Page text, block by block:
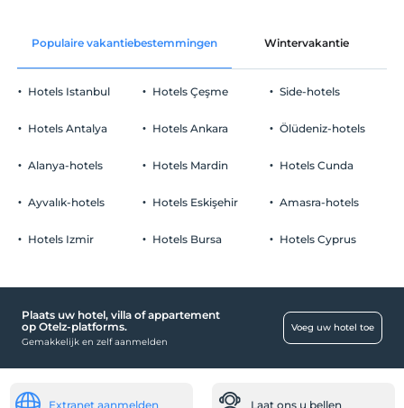
Gehandicapt
De ingang van de hoofdingang is platvoet
Gezondheid
minuten)
andere
Werkplekken
Fax/fotokopie
Printer
Luchthavenshuttle (betaald)
huisdier
kinderen
1 kind(eren) tot de leeftijd van 7 per kamer wordt/worden niet in
rekening gebracht
Wijn op de kamer
kamer decoratie
Populaire vakantiebestemmingen Wintervakantie
Hotels Istanbul
Hotels Antalya
Alanya-hotels
Ayvalık-hotels
Hotels Izmir
Hotels Çeşme
Hotels Ankara
Hotels Mardin
Hotels Eskişehir
Hotels Bursa
Side-hotels
Ölüdeniz-hotels
Hotels Cunda
Amasra-hotels
Hotels Cyprus
Plaats uw hotel, villa of appartement
op Otelz-platforms.
Gemakkelijk en zelf aanmelden
Voeg uw hotel toe
Extranet aanmelden Laat ons u bellen